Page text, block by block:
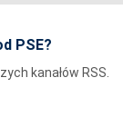
PSE?
kanałów RSS.